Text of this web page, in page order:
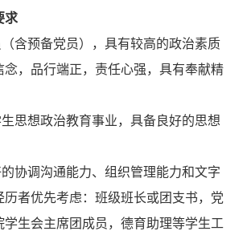
求
含预备党员），具有较高的政治素质
念，品行端正，责任心强，具有奉献精
思想政治教育事业，具备良好的思想
协调沟通能力、组织管理能力和文字
历者优先考虑：班级班长或团支书，党
学生会主席团成员，德育助理等学生工